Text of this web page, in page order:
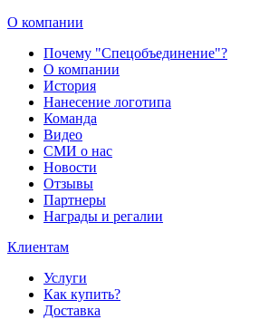
О компании
Почему "Спецобъединение"?
О компании
История
Нанесение логотипа
Команда
Видео
СМИ о нас
Новости
Отзывы
Партнеры
Награды и регалии
Клиентам
Услуги
Как купить?
Доставка